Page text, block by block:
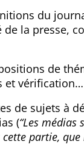
du
la presse,
de
et vérification…
de sujets à
(“Les médias
partie,